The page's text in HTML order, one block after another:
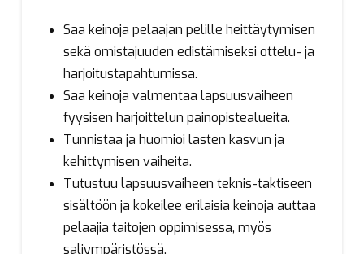
Saa keinoja pelaajan pelille heittäytymisen
sekä omistajuuden edistämiseksi ottelu- ja
harjoitustapahtumissa.​
Saa keinoja valmentaa lapsuusvaiheen
fyysisen harjoittelun painopistealueita.​
Tunnistaa ja huomioi lasten kasvun ja
kehittymisen vaiheita.​
Tutustuu lapsuusvaiheen teknis-taktiseen
sisältöön ja kokeilee erilaisia keinoja auttaa
pelaajia taitojen oppimisessa, myös
saliympäristössä.​